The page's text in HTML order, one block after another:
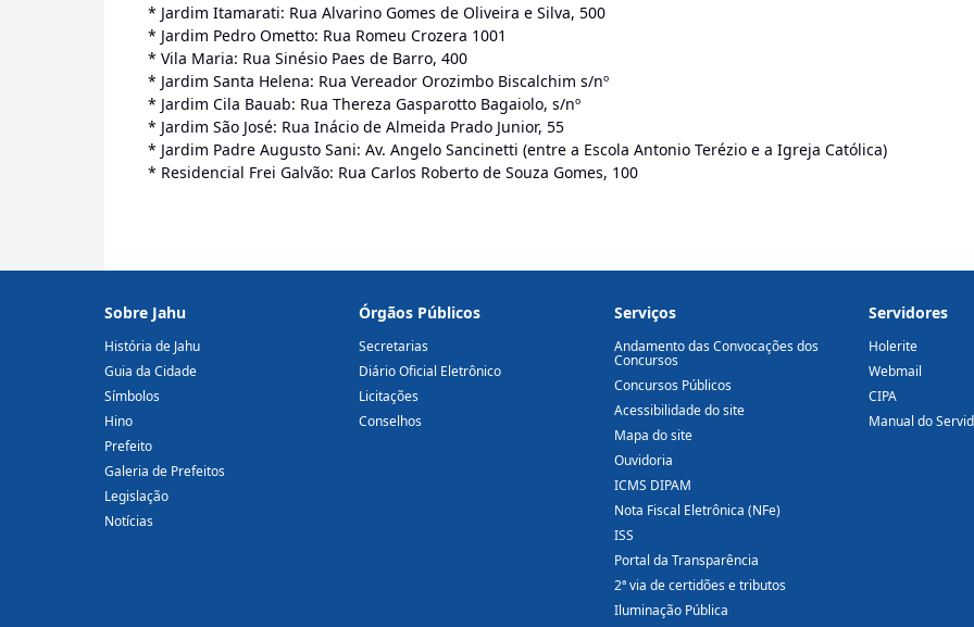
* Jardim Itamarati: Rua Alvarino Gomes de Oliveira e Silva, 500
* Jardim Pedro Ometto: Rua Romeu Crozera 1001
* Vila Maria: Rua Sinésio Paes de Barro, 400
* Jardim Santa Helena: Rua Vereador Orozimbo Biscalchim s/nº
* Jardim Cila Bauab: Rua Thereza Gasparotto Bagaiolo, s/nº
* Jardim São José: Rua Inácio de Almeida Prado Junior, 55
* Jardim Padre Augusto Sani: Av. Angelo Sancinetti (entre a Escola Antonio Terézio e a Igreja Católica)
* Residencial Frei Galvão: Rua Carlos Roberto de Souza Gomes, 100
Sobre Jahu
História de Jahu
Guia da Cidade
Símbolos
Hino
Prefeito
Galeria de Prefeitos
Legislação
Notícias
Órgãos Públicos
Secretarias
Diário Oficial Eletrônico
Licitações
Conselhos
Serviços
Andamento das Convocações dos
Concursos
Concursos Públicos
Acessibilidade do site
Mapa do site
Ouvidoria
ICMS DIPAM
Nota Fiscal Eletrônica (NFe)
ISS
Portal da Transparência
2ª via de certidões e tributos
Iluminação Pública
Servidores
Holerite
Webmail
CIPA
Manual do